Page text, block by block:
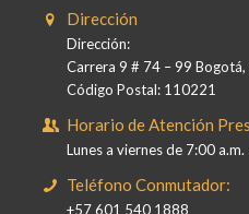
Dirección
Dirección:
Carrera 9 # 74 – 99 Bogotá,
Código Postal: 110221
Horario de Atención
Lunes a viernes de 7:00
Teléfono Conmutador:
+57 601 540 1888